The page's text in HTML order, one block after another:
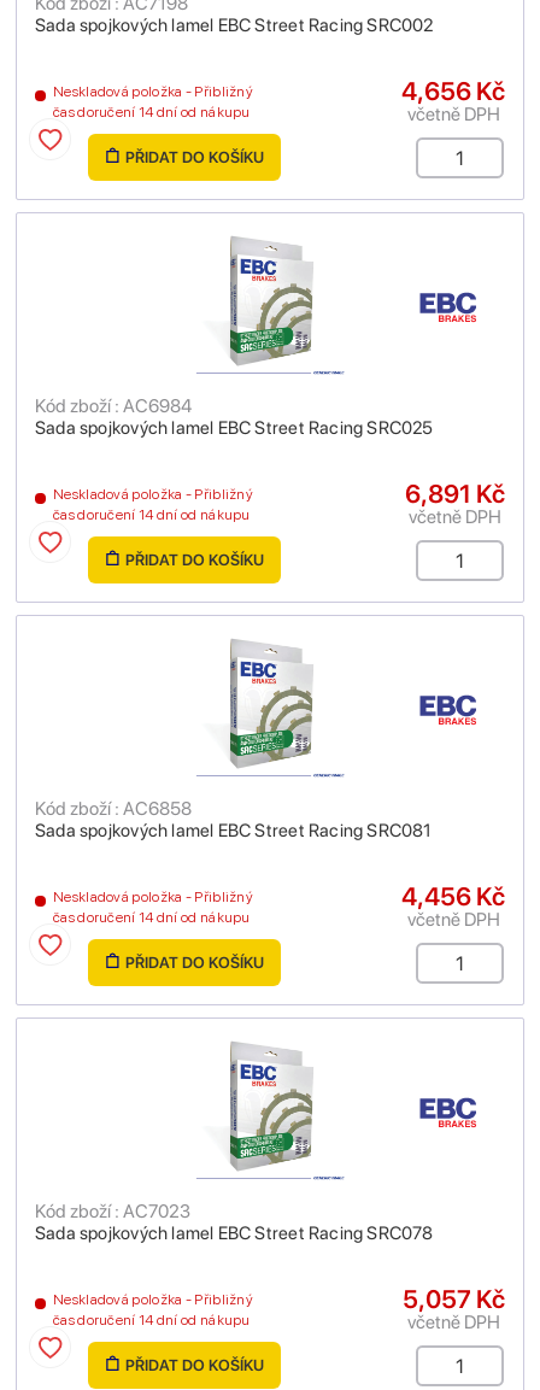
Sada spojkových lamel EBC Street Racing SRC002
Neskladová položka - Přibližný
čas doručení 14 dní od nákupu
4,656 Kč
včetně DPH
PŘIDAT DO KOŠÍKU
Sada spojkových lamel EBC Street Racing SRC025
Kód zboží : AC6984
Neskladová položka - Přibližný
čas doručení 14 dní od nákupu
6,891 Kč
včetně DPH
PŘIDAT DO KOŠÍKU
Sada spojkových lamel EBC Street Racing SRC081
Kód zboží : AC6858
Neskladová položka - Přibližný
čas doručení 14 dní od nákupu
4,456 Kč
včetně DPH
PŘIDAT DO KOŠÍKU
Sada spojkových lamel EBC Street Racing SRC078
Kód zboží : AC7023
Neskladová položka - Přibližný
čas doručení 14 dní od nákupu
5,057 Kč
včetně DPH
PŘIDAT DO KOŠÍKU